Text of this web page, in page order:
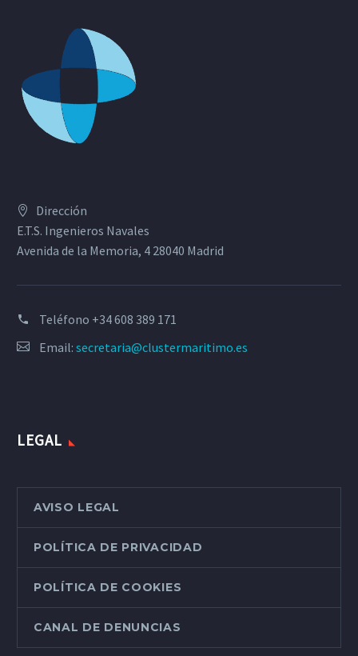
Dirección
E.T.S. Ingenieros Navales
Avenida de la Memoria, 4 28040 Madrid
Teléfono +34 608 389 171
Email: secretaria@clustermaritimo.es
LEGAL
AVISO LEGAL
POLÍTICA DE PRIVACIDAD
POLÍTICA DE COOKIES
CANAL DE DENUNCIAS